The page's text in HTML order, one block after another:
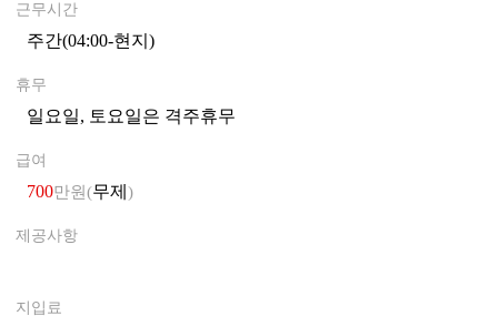
근무시간
주간(04:00-현지)0
휴무
일요일, 토요일은 격주휴무
급여
700만원(무제 )
제공사항
지입료